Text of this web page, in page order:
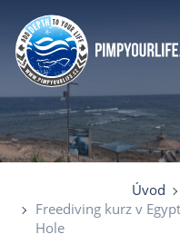
Úvod
Freediving kurz v
Hole